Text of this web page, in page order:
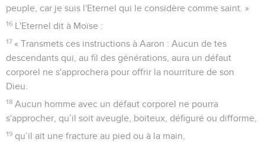
peuple, car je suis l'Eternel qui le considère comme saint. »
16 L'Eternel dit à Moïse :
17 « Transmets ces instructions à Aaron : Aucun de tes
descendants qui, au fil des générations, aura un défaut
corporel ne s'approchera pour offrir la nourriture de son
Dieu.
18 Aucun homme avec un défaut corporel ne pourra
s'approcher, qu’il soit aveugle, boiteux, défiguré ou difforme,
19 qu’il ait une fracture au pied ou à la main,